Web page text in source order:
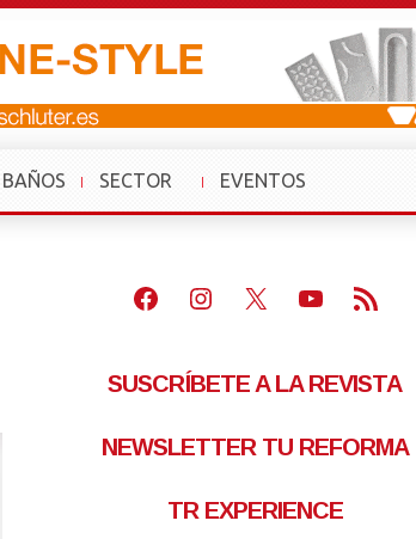
BAÑOS
SECTOR
»
EVENTOS
»
Facebook
Instagram
X Youtube
Feed RSS
SUSCRÍBETE A LA REVISTA
NEWSLETTER TU REFORMA
TR EXPERIENCE